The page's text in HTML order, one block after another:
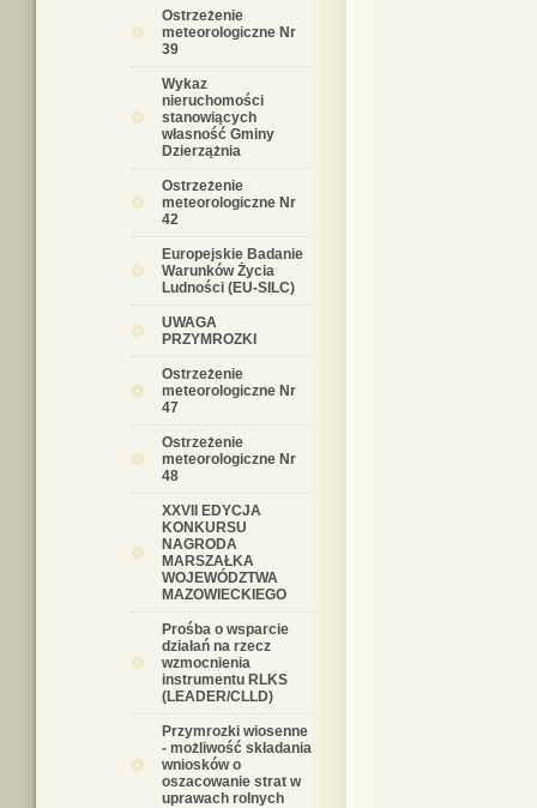
Ostrzeżenie
meteorologiczne Nr
39
Wykaz
nieruchomości
stanowiących
własność Gminy
Dzierzążnia
Ostrzeżenie
meteorologiczne Nr
42
Europejskie Badanie
Warunków Życia
Ludności (EU-SILC)
UWAGA
PRZYMROZKI
Ostrzeżenie
meteorologiczne Nr
47
Ostrzeżenie
meteorologiczne Nr
48
XXVII EDYCJA
KONKURSU
NAGRODA
MARSZAŁKA
WOJEWÓDZTWA
MAZOWIECKIEGO
Prośba o wsparcie
działań na rzecz
wzmocnienia
instrumentu RLKS
(LEADER/CLLD)
Przymrozki wiosenne
- możliwość składania
wniosków o
oszacowanie strat w
uprawach rolnych